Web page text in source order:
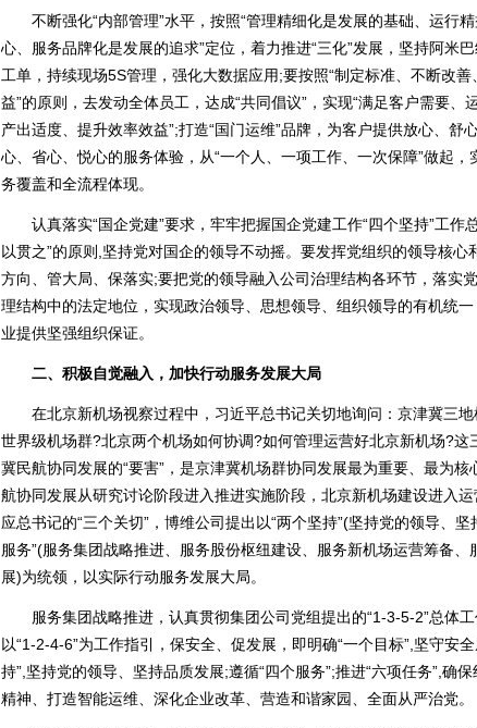
不断强化“内部管理”水平，按照“管理精细化是发展的基础、运行
心、服务品牌化是发展的追求”定位，着力推进“三化”发展，坚持阿米
工单，持续现场5S管理，强化大数据应用;要按照“制定标准、不断改
益”的原则，去发动全体员工，达成“共同倡议”，实现“满足客户需要、
产出适度、提升效率效益”;打造“国门运维”品牌，为客户提供放心、舒
心、省心、悦心的服务体验，从“一个人、一项工作、一次保障”做起，
务覆盖和全流程体现。
认真落实“国企党建”要求，牢牢把握国企党建工作“四个坚持”工作
以贯之”的原则,坚持党对国企的领导不动摇。要发挥党组织的领导核心
方向、管大局、保落实;要把党的领导融入公司治理结构各环节，落实
理结构中的法定地位，实现政治领导、思想领导、组织领导的有机统
业提供坚强组织保证。
二、积极自觉融入，加快行动服务发展大局
在北京新机场视察过程中，习近平总书记关切地询问：京津冀三地
世界级机场群?北京两个机场如何协调?如何管理运营好北京新机场?这
冀民航协同发展的“要害”，是京津冀机场群协同发展最为重要、最为核
航协同发展从研究讨论阶段进入推进实施阶段，北京新机场建设进入
应总书记的“三个关切”，博维公司提出以“两个坚持”(坚持党的领导、坚
服务”(服务集团战略推进、服务股份枢纽建设、服务新机场运营筹备、
展)为统领，以实际行动服务发展大局。
服务集团战略推进，认真贯彻集团公司党组提出的“1-3-5-2”总体工
以“1-2-4-6”为工作指引，保安全、促发展，即明确“一个目标”,坚守安
持”,坚持党的领导、坚持品质发展;遵循“四个服务”;推进“六项任务”,确
精神、打造智能运维、深化企业改革、营造和谐家园、全面从严治党。